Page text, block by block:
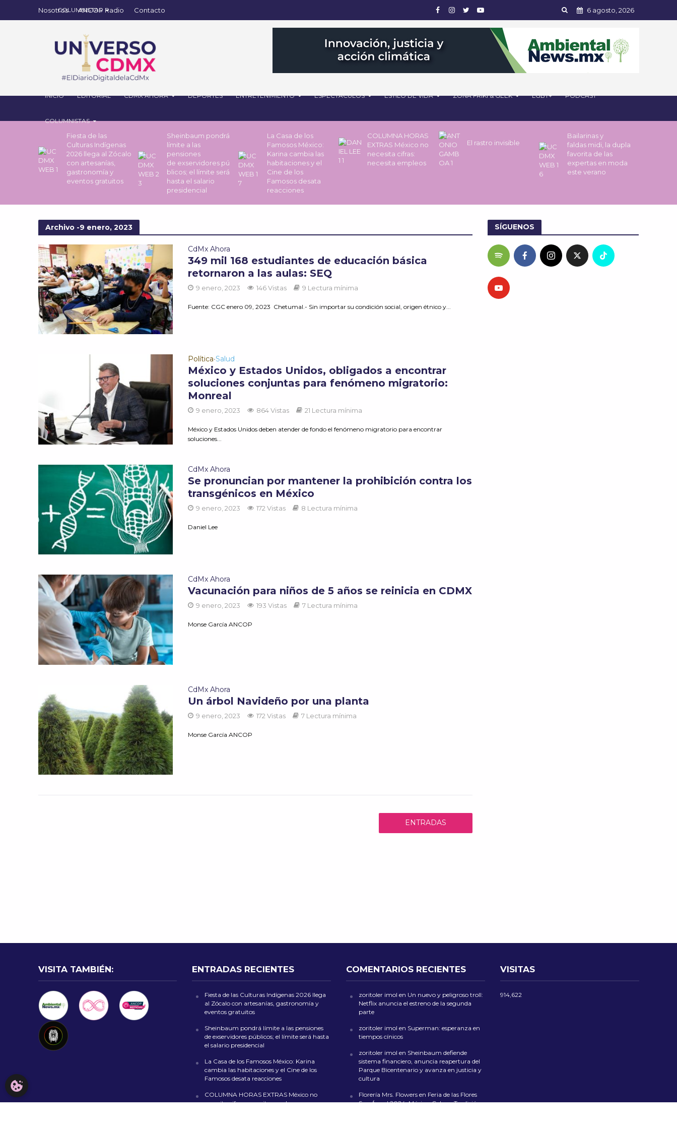
Nosotros ANCOP Radio Contacto 6 agosto, 2026
INICIO EDITORIAL CDMX AHORA DEPORTES ENTRETENIMIENTO ESPECTÁCULOS ESTILO DE VIDA ZONA FRIKI & GEEK LGBT+ PODCAST
COLUMNISTAS
Fiesta de las
Culturas Indígenas
2026 llega al Zócalo
con artesanías,
gastronomía y
eventos gratuitos
Sheinbaum pondrá
límite a las
pensiones
de exservidores pú
blicos; el límite será
hasta el salario
presidencial
La Casa de los
Famosos México:
Karina cambia las
habitaciones y el
Cine de los
Famosos desata
reacciones
COLUMNA HORAS
EXTRAS México no
necesita cifras:
necesita empleos
El rastro invisible
Bailarinas y
faldas midi, la dupla
favorita de las
expertas en moda
este verano
Archivo -9 enero, 2023
CdMx Ahora
349 mil 168 estudiantes de educación básica
retornaron a las aulas: SEQ
9 enero, 2023 146 Vistas 9 Lectura mínima
Fuente: CGC enero 09, 2023 Chetumal.- Sin importar su condición social, origen étnico y...
Política•Salud
México y Estados Unidos, obligados a encontrar
soluciones conjuntas para fenómeno migratorio:
Monreal
9 enero, 2023 864 Vistas 21 Lectura mínima
México y Estados Unidos deben atender de fondo el fenómeno migratorio para encontrar
soluciones...
CdMx Ahora
Se pronuncian por mantener la prohibición contra los
transgénicos en México
9 enero, 2023 172 Vistas 8 Lectura mínima
Daniel Lee
CdMx Ahora
Vacunación para niños de 5 años se reinicia en CDMX
9 enero, 2023 193 Vistas 7 Lectura mínima
Monse García ANCOP
CdMx Ahora
Un árbol Navideño por una planta
9 enero, 2023 172 Vistas 7 Lectura mínima
Monse García ANCOP
ENTRADAS
SÍGUENOS
VISITA TAMBIÉN: ENTRADAS RECIENTES
Fiesta de las Culturas Indígenas 2026 llega
al Zócalo con artesanías, gastronomía y
eventos gratuitos
Sheinbaum pondrá límite a las pensiones
de exservidores públicos; el límite será hasta
el salario presidencial
La Casa de los Famosos México: Karina
cambia las habitaciones y el Cine de los
Famosos desata reacciones
COLUMNA HORAS EXTRAS México no
necesita cifras: necesita empleos
COMENTARIOS RECIENTES
zoritoler imol en Un nuevo y peligroso troll:
Netflix anuncia el estreno de la segunda
parte
zoritoler imol en Superman: esperanza en
tiempos cínicos
zoritoler imol en Sheinbaum defiende
sistema financiero, anuncia reapertura del
Parque Bicentenario y avanza en justicia y
cultura
Florería Mrs. Flowers en Feria de las Flores
San Ángel 2024: Música, Color y Tradición
VISITAS
914,622
CONFIGURACIÓN DE COOKIES